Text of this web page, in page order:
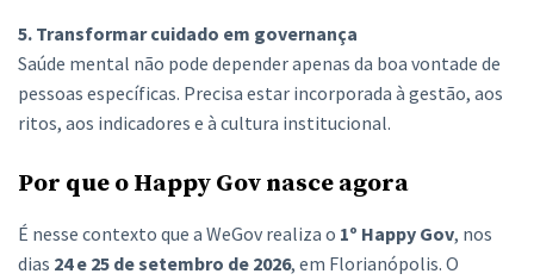
5. Transformar cuidado em governança
Saúde mental não pode depender apenas da boa vontade de
pessoas específicas. Precisa estar incorporada à gestão, aos
ritos, aos indicadores e à cultura institucional.
Por que o Happy Gov nasce agora
É nesse contexto que a WeGov realiza o 1º Happy Gov, nos
dias 24 e 25 de setembro de 2026, em Florianópolis. O